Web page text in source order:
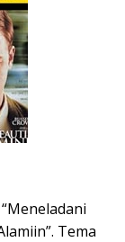
Tema